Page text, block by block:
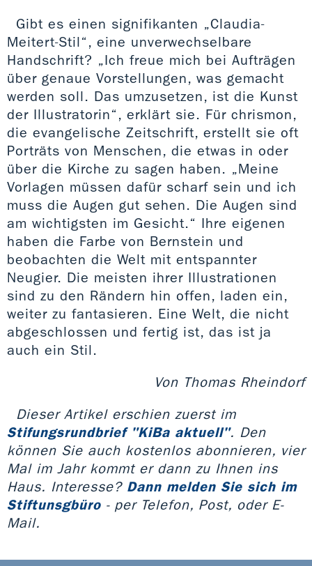
Gibt es einen signifikanten „Claudia-
Meitert-Stil“, eine unverwechselbare
Handschrift? „Ich freue mich bei Aufträgen
über genaue Vorstellungen, was gemacht
werden soll. Das umzusetzen, ist die Kunst
der Illustratorin“, erklärt sie. Für chrismon,
die evangelische Zeitschrift, erstellt sie oft
Porträts von Menschen, die etwas in oder
über die Kirche zu sagen haben. „Meine
Vorlagen müssen dafür scharf sein und ich
muss die Augen gut sehen. Die Augen sind
am wichtigsten im Gesicht.“ Ihre eigenen
haben die Farbe von Bernstein und
beobachten die Welt mit entspannter
Neugier. Die meisten ihrer Illustrationen
sind zu den Rändern hin offen, laden ein,
weiter zu fantasieren. Eine Welt, die nicht
abgeschlossen und fertig ist, das ist ja
auch ein Stil.
Von Thomas Rheindorf
Dieser Artikel erschien zuerst im
Stifungsrundbrief "KiBa aktuell". Den
können Sie auch kostenlos abonnieren, vier
Mal im Jahr kommt er dann zu Ihnen ins
Haus. Interesse? Dann melden Sie sich im
Stiftunsgbüro - per Telefon, Post, oder E-
Mail.